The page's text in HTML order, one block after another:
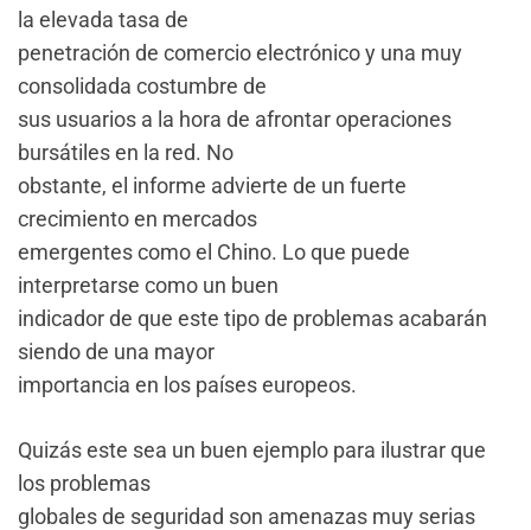
la elevada tasa de
penetración de comercio electrónico y una muy
consolidada costumbre de
sus usuarios a la hora de afrontar operaciones
bursátiles en la red. No
obstante, el informe advierte de un fuerte
crecimiento en mercados
emergentes como el Chino. Lo que puede
interpretarse como un buen
indicador de que este tipo de problemas acabarán
siendo de una mayor
importancia en los países europeos.
Quizás este sea un buen ejemplo para ilustrar que
los problemas
globales de seguridad son amenazas muy serias